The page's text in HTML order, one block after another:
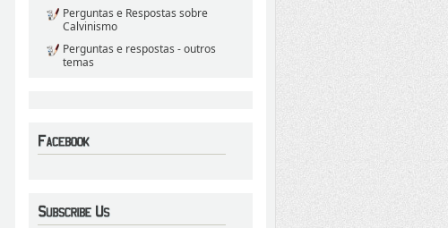
Perguntas e Respostas sobre
Calvinismo
Perguntas e respostas - outros
temas